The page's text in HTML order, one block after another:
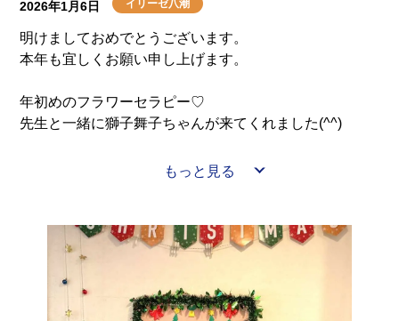
2026年1月6日 イリーゼ八潮
明けましておめでとうございます。
本年も宜しくお願い申し上げます。
年初めのフラワーセラピー♡
先生と一緒に獅子舞子ちゃんが来てくれました(^^)
今年も笑顔いっぱいのイリーゼ八潮をよろしくお願いい
もっと見る